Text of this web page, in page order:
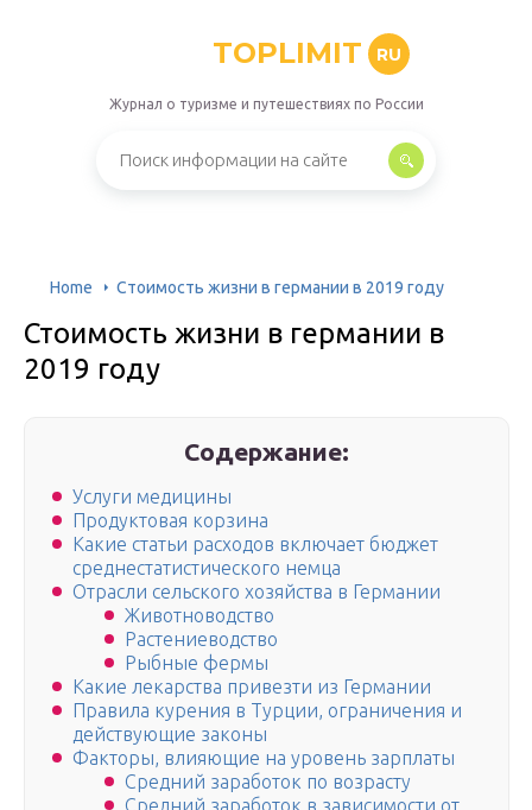
TOPLIMIT RU
Журнал о туризме и путешествиях по России
Home Стоимость жизни в германии в 2019 году
Стоимость жизни в германии в
2019 году
Содержание:
Услуги медицины
Продуктовая корзина
Какие статьи расходов включает бюджет
среднестатистического немца
Отрасли сельского хозяйства в Германии
Животноводство
Растениеводство
Рыбные фермы
Какие лекарства привезти из Германии
Правила курения в Турции, ограничения и
действующие законы
Факторы, влияющие на уровень зарплаты
Средний заработок по возрасту
Средний заработок в зависимости от